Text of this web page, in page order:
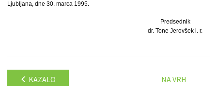
Ljubljana, dne 30. marca 1995.
Predsednik
dr. Tone Jerovšek l. r.
KAZALO NA VRH